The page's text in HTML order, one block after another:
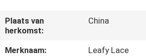
FABRIEKSREIS
Plaats van
herkomst:
China
Merknaam:
Leafy Lace